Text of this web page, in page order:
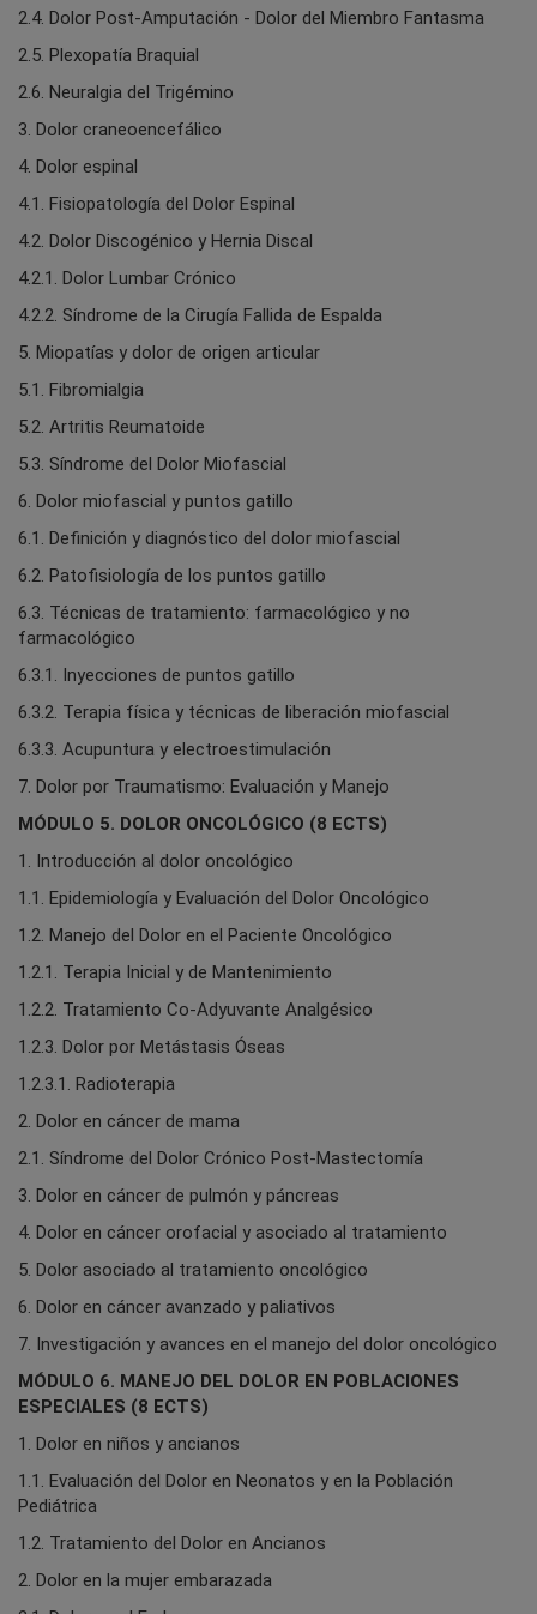
2.4. Dolor Post-Amputación - Dolor del Miembro Fantasma
2.5. Plexopatía Braquial
2.6. Neuralgia del Trigémino
3. Dolor craneoencefálico
4. Dolor espinal
4.1. Fisiopatología del Dolor Espinal
4.2. Dolor Discogénico y Hernia Discal
4.2.1. Dolor Lumbar Crónico
4.2.2. Síndrome de la Cirugía Fallida de Espalda
5. Miopatías y dolor de origen articular
5.1. Fibromialgia
5.2. Artritis Reumatoide
5.3. Síndrome del Dolor Miofascial
6. Dolor miofascial y puntos gatillo
6.1. Definición y diagnóstico del dolor miofascial
6.2. Patofisiología de los puntos gatillo
6.3. Técnicas de tratamiento: farmacológico y no
farmacológico
6.3.1. Inyecciones de puntos gatillo
6.3.2. Terapia física y técnicas de liberación miofascial
6.3.3. Acupuntura y electroestimulación
7. Dolor por Traumatismo: Evaluación y Manejo
MÓDULO 5. DOLOR ONCOLÓGICO (8 ECTS)
1. Introducción al dolor oncológico
1.1. Epidemiología y Evaluación del Dolor Oncológico
1.2. Manejo del Dolor en el Paciente Oncológico
1.2.1. Terapia Inicial y de Mantenimiento
1.2.2. Tratamiento Co-Adyuvante Analgésico
1.2.3. Dolor por Metástasis Óseas
1.2.3.1. Radioterapia
2. Dolor en cáncer de mama
2.1. Síndrome del Dolor Crónico Post-Mastectomía
3. Dolor en cáncer de pulmón y páncreas
4. Dolor en cáncer orofacial y asociado al tratamiento
5. Dolor asociado al tratamiento oncológico
6. Dolor en cáncer avanzado y paliativos
7. Investigación y avances en el manejo del dolor oncológico
MÓDULO 6. MANEJO DEL DOLOR EN POBLACIONES
ESPECIALES (8 ECTS)
1. Dolor en niños y ancianos
1.1. Evaluación del Dolor en Neonatos y en la Población
Pediátrica
1.2. Tratamiento del Dolor en Ancianos
2. Dolor en la mujer embarazada